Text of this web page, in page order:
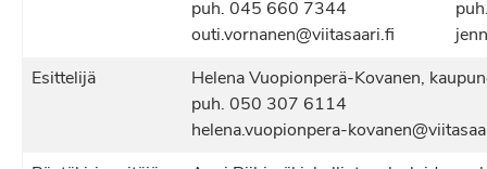
puh. 045 660 7344
outi.vornanen@viitasaari.fi
Esittelijä
Helena Vuopionperä-Kovanen,
puh. 050 307 6114
helena.vuopionpera-